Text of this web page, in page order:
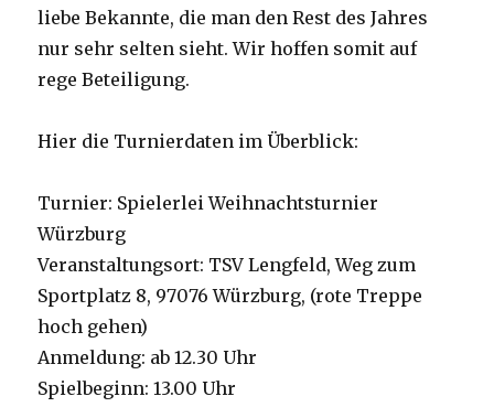
liebe Bekannte, die man den Rest des Jahres
nur sehr selten sieht. Wir hoffen somit auf
rege Beteiligung.
Hier die Turnierdaten im Überblick:
Turnier: Spielerlei Weihnachtsturnier
Würzburg
Veranstaltungsort: TSV Lengfeld, Weg zum
Sportplatz 8, 97076 Würzburg, (rote Treppe
hoch gehen)
Anmeldung: ab 12.30 Uhr
Spielbeginn: 13.00 Uhr